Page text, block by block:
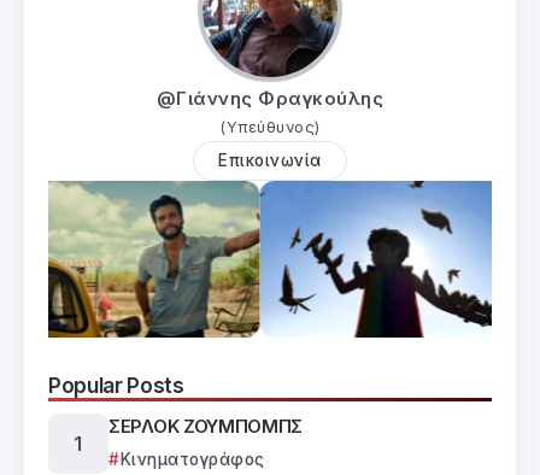
@Γιάννης Φραγκούλης
(Υπεύθυνος)
Επικοινωνία
Popular Posts
ΣΕΡΛΟΚ ΖΟΥΜΠΟΜΠΣ
Κινηματογράφος